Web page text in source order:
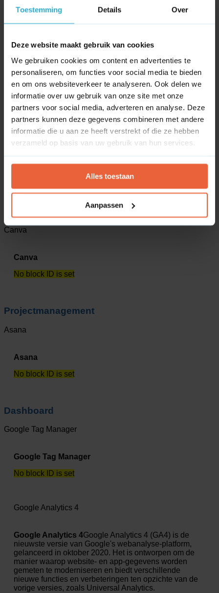
Toestemming Details Over
Deze website maakt gebruik van cookies
We gebruiken cookies om content en advertenties te
personaliseren, om functies voor social media te bieden
en om ons websiteverkeer te analyseren. Ook delen we
informatie over uw gebruik van onze site met onze
partners voor social media, adverteren en analyse. Deze
partners kunnen deze gegevens combineren met andere
informatie die u aan ze heeft verstrekt of die ze hebben
verzameld op basis van uw gebruik van hun services.
Alles toestaan
Aanpassen
Ahrefs
Channable
Channable
No block ID is set
No block ID is set
Canva
Canva
No block ID is set
Projectmanagement
Asana
Asana
No block ID is set
Dashboard
Google Tag Manager
Google Tag Manager
No block ID is set
Google Analytics 4
Google Analytics 4Google Analytics 4 (GA4) is de
nieuwste versie van Google's webanalyse-platform,
gelanceerd in oktober 2020. Het is ontworpen om de
manier waarop website- en app-gegevens worden
gemeten te moderniseren en biedt verschillende
nieuwe functies en verbeteringen ten opzichte van de
vorige versies, zoals Universal Analytics.